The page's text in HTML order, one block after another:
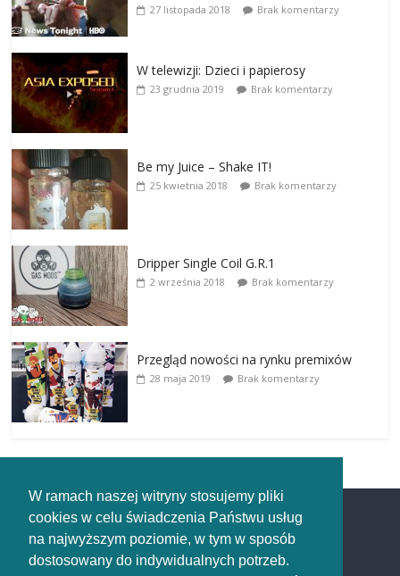
W ramach naszej witryny stosujemy pliki
cookies w celu świadczenia Państwu usług
na najwyższym poziomie, w tym w sposób
dostosowany do indywidualnych potrzeb.
27 listopada 2018 Brak komentarzy
W telewizji: Dzieci i papierosy
23 grudnia 2019 Brak komentarzy
Be my Juice – Shake IT!
25 kwietnia 2018 Brak komentarzy
Dripper Single Coil G.R.1
2 września 2018 Brak komentarzy
Przegląd nowości na rynku premixów
28 maja 2019 Brak komentarzy
Redakcja